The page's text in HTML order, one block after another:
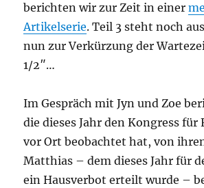
berichten wir zur Zeit in einer
Artikelserie. Teil 3 steht noch
nun zur Verkürzung der
1/2″…
Im Gespräch mit Jyn und Zoe
die dieses Jahr den Kongress für
vor Ort beobachtet hat, von
Matthias – dem dieses Jahr für
ein Hausverbot erteilt wurde –